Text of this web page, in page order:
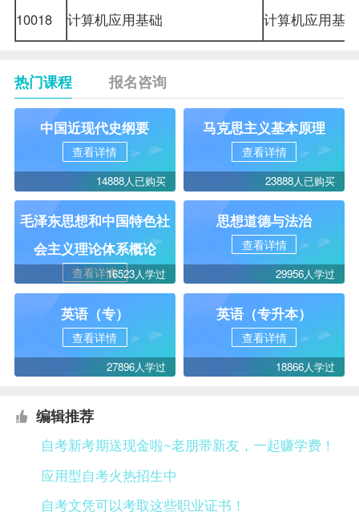
10018 计算机应用基础 计算机应用
热门课程 报名咨询
中国近现代史纲要
查看详情
14888人已购买
马克思主义基本原理
查看详情
23888人已购买
毛泽东思想和中国特色社
会主义理论体系概论
查看详情16523人学过
思想道德与法治
查看详情
29956人学过
英语（专）
查看详情
27896人学过
英语（专升本）
查看详情
18866人学过
编辑推荐
自考新考期送现金啦~老朋带新友，一起赚学费！
应用型自考火热招生中
自考文凭可以考取这些职业证书！